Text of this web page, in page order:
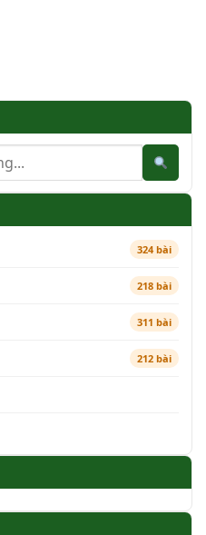
324 bài
218 bài
311 bài
212 bài